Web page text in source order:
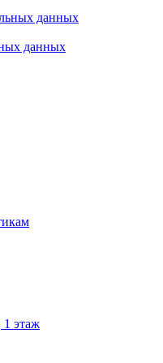
данных
данных
1 этаж